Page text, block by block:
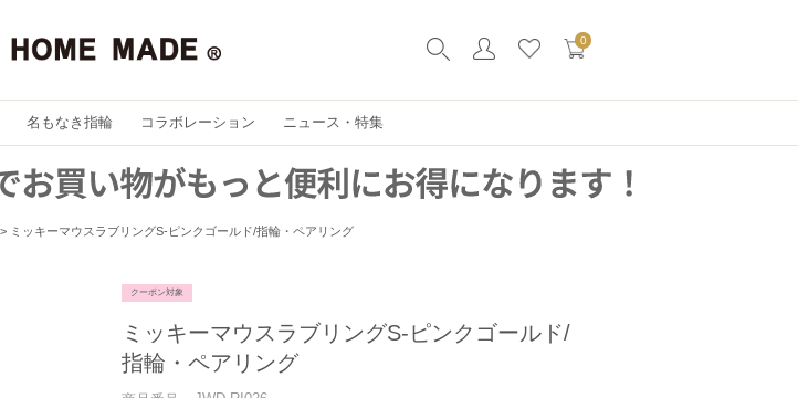
0
名もなき指輪 コラボレーション ニュース・特集
ミッキーマウスラブリングS-ピンクゴールド/指輪・ペアリング
クーポン対象
ミッキーマウスラブリングS-ピンクゴールド/
指輪・ペアリング